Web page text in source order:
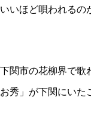
いほど唄われる
関市の花柳界で歌
秀」が下関にい